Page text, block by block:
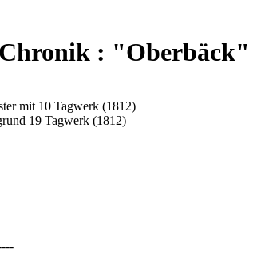
: "Oberbäck"
mit 10 Tagwerk (1812)
19 Tagwerk (1812)